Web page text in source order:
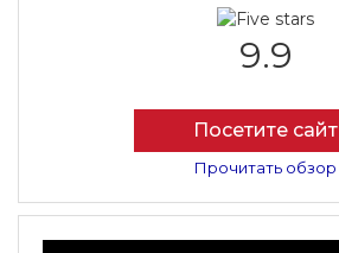
9.9
Посетите сайт
Прочитать обзор